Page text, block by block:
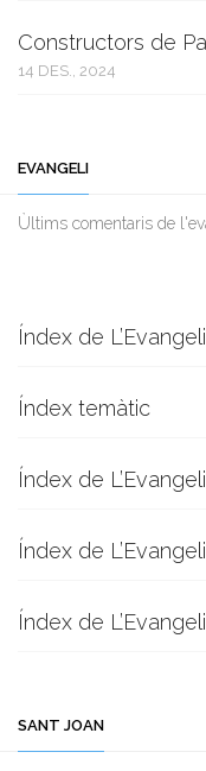
Constructors de
14 DES., 2024
EVANGELI
Ùltims comentaris de
Índex de
Índex temàtic
Índex de
Índex de
Índex de
SANT JOAN